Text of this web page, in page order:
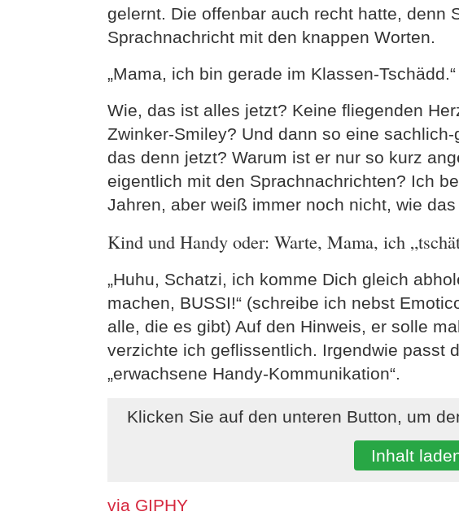
gelernt. Die offenbar auch recht hatte, denn
Sprachnachricht mit den knappen Worten.
„Mama, ich bin gerade im Klassen-Tschädd.“
Wie, das ist alles jetzt? Keine fliegenden
Zwinker-Smiley? Und dann so eine
das denn jetzt? Warum ist er nur so kurz
eigentlich mit den Sprachnachrichten? Ich
Jahren, aber weiß immer noch nicht, wie
Kind und Handy oder: Warte, Mama, ich
„Huhu, Schatzi, ich komme Dich gleich
machen, BUSSI!“ (schreibe ich nebst
alle, die es gibt) Auf den Hinweis, er solle
verzichte ich geflissentlich. Irgendwie passt
„erwachsene Handy-Kommunikation“.
Klicken Sie auf den unteren Button, um
Inhalt
via GIPHY